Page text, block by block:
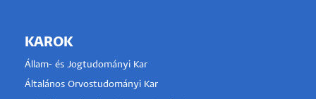
KAROK
Állam- és Jogtudományi Kar
Általános Orvostudományi Kar